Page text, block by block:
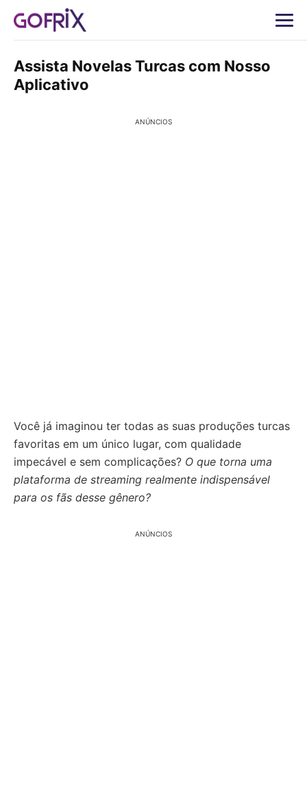
Assista Novelas Turcas com Nosso
Aplicativo
ANÚNCIOS
Você já imaginou ter todas as suas produções turcas
favoritas em um único lugar, com qualidade
impecável e sem complicações? O que torna uma
plataforma de streaming realmente indispensável
para os fãs desse gênero?
ANÚNCIOS